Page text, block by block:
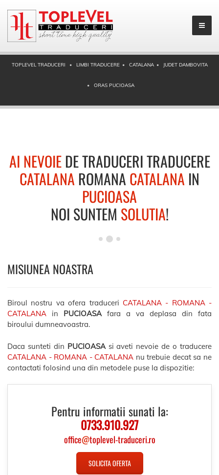
TOPLEVEL TRADUCERI LIMBI TRADUCERE CATALANA JUDET DAMBOVITA
ORAS PUCIOASA
AI NEVOIEDE TRADUCERI TRADUCERE
CATALANA ROMANA CATALANA IN
PUCIOASA
NOI SUNTEM SOLUTIA!
MISIUNEA NOASTRA
Biroul nostru va ofera traduceri CATALANA - ROMANA -
CATALANA in PUCIOASAfara a va deplasa din fata
biroului dumneavoastra.
Daca sunteti din PUCIOASAsi aveti nevoie de o traducere
CATALANA - ROMANA - CATALANA nu trebuie decat sa ne
contactati folosind una din metodele puse la dispozitie:
Pentru informatii sunati la:
0733.910.927
office@toplevel-traduceri.ro
SOLICITA OFERTA